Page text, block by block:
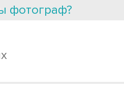
фотограф?